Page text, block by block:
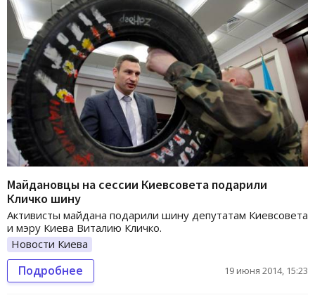
Майдановцы на сессии Киевсовета подарили
Кличко шину
Активисты майдана подарили шину депутатам Киевсовета
и мэру Киева Виталию Кличко.
Новости Киева
Подробнее 19 июня 2014, 15:23